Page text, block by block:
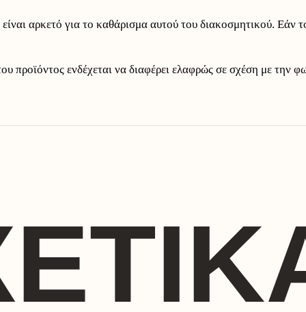
αρκετό για το καθάρισμα αυτού του διακοσμητικού. Εάν
προϊόντος ενδέχεται να διαφέρει ελαφρώς σε σχέση με την